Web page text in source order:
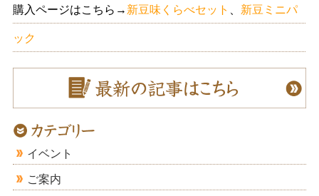
購入ページはこちら→ 新豆味くらべセット 新豆ミニパ
ック
イベント
ご案内